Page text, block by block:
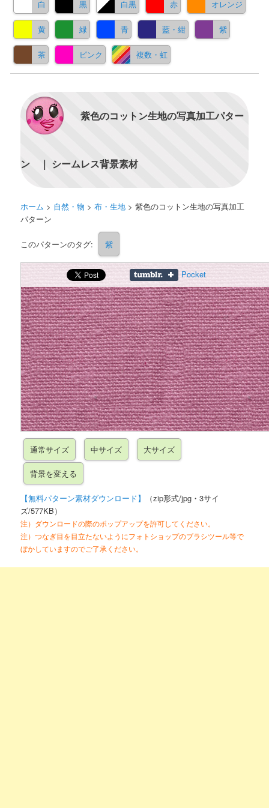
白 黒 白黒 赤 オレンジ
黄 緑 青 藍・紺 紫
茶 ピンク 複数・虹
紫色のコットン生地の写真加工パター
ン ｜ シームレス背景素材
ホーム > 自然・物 >布・生地 >紫色のコットン生地の写真加工
パターン
このパターンのタグ: 紫
Pocket
【無料パターン素材ダウンロード】
（zip形式/jpg・3サイ
ズ/577KB）
注）ダウンロードの際のポップアップを許可してください。
注）つなぎ目を目立たないようにフォトショップのブラシツール等で
ぼかしていますのでご了承ください。